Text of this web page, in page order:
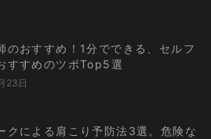
のおすすめ！1分でできる、セルフ
すすめのツボTop5選
23日
クによる肩こり予防法3選。危険な